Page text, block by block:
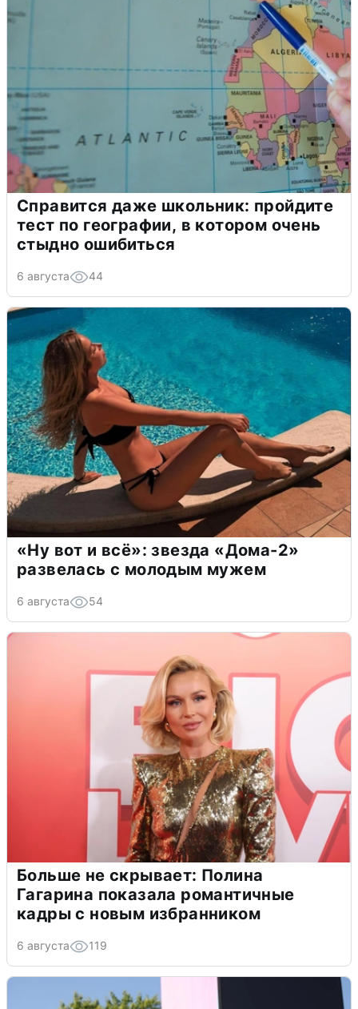
Справится даже школьник: пройдите
тест по географии, в котором очень
стыдно ошибиться
6 августа 44
«Ну вот и всё»: звезда «Дома-2»
развелась с молодым мужем
6 августа 54
Больше не скрывает: Полина
Гагарина показала романтичные
кадры с новым избранником
6 августа 119